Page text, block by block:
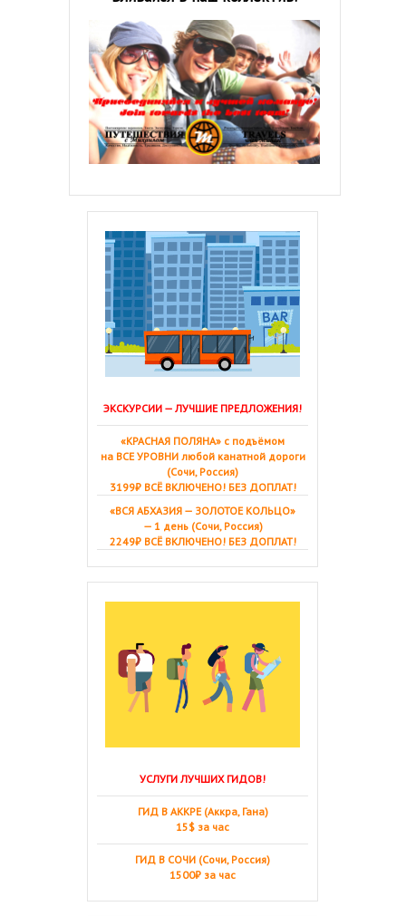
ЭКСКУРСИИ — ЛУЧШИЕ ПРЕДЛОЖЕНИЯ!
«КРАСНАЯ ПОЛЯНА» с подъёмом
на ВСЕ УРОВНИ любой канатной дороги
(Сочи, Россия)
3199₽ ВСЁ ВКЛЮЧЕНО! БЕЗ ДОПЛАТ!
«ВСЯ АБХАЗИЯ — ЗОЛОТОЕ КОЛЬЦО»
— 1 день (Сочи, Россия)
2249₽ ВСЁ ВКЛЮЧЕНО! БЕЗ ДОПЛАТ!
УСЛУГИ ЛУЧШИХ ГИДОВ!
ГИД В АККРЕ (Аккра, Гана)
15$ за час
ГИД В СОЧИ (Сочи, Россия)
1500₽ за час